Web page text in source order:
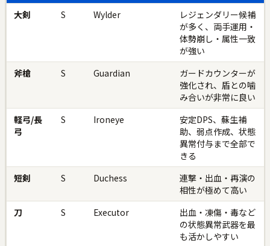
大剣
S Wylder
レジェンダリー候補
が多く、両手運用・
体勢崩し・属性一致
が強い
斧槍
S Guardian
ガードカウンターが
強化され、盾との噛
み合いが非常に良い
軽弓/長
弓
S Ironeye
安定DPS、蘇生補
助、弱点作成、状態
異常付与まで全部で
きる
短剣
S Duchess
連撃・出血・再演の
相性が極めて高い
刀
S Executor
出血・凍傷・毒など
の状態異常武器を最
も活かしやすい